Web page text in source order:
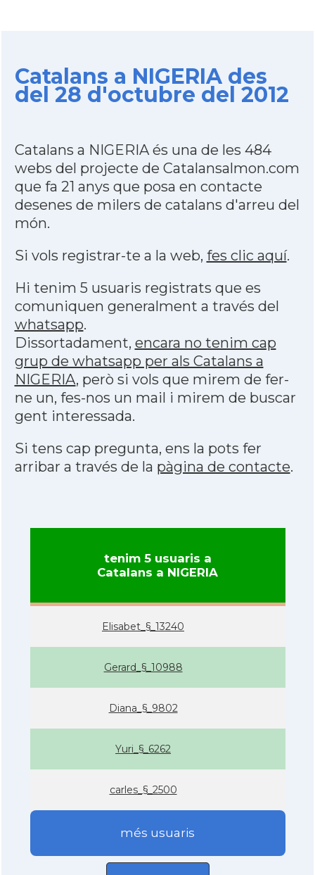
Catalans a NIGERIA des
del 28 d'octubre del 2012
Catalans a NIGERIA és una de les 484
webs del projecte de Catalansalmon.com
que fa 21 anys que posa en contacte
desenes de milers de catalans d'arreu del
món.
Si vols registrar-te a la web, fes clic aquí.
Hi tenim 5 usuaris registrats que es
comuniquen generalment a través del
whatsapp.
Dissortadament, encara no tenim cap
grup de whatsapp per als Catalans a
NIGERIA, però si vols que mirem de fer-
ne un, fes-nos un mail i mirem de buscar
gent interessada.
Si tens cap pregunta, ens la pots fer
arribar a través de la pàgina de contacte.
tenim 5 usuaris a
Catalans a NIGERIA
Elisabet_§_13240
Gerard_§_10988
Diana_§_9802
Yuri_§_6262
carles_§_2500
més usuaris